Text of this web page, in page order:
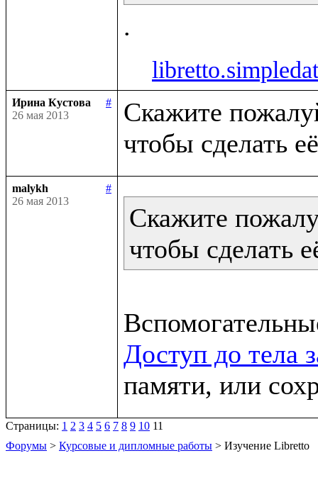
Ирина Кустова
#
26 мая 2013
Скажите
malykh
#
26 мая 2013
Скажите
чтобы сделать
Доступ до тела
памяти, или
Страницы: 1 2 3 4 5 6 7 8 9 10 11
Форумы > Курсовые и дипломные работы > Изучение Libretto